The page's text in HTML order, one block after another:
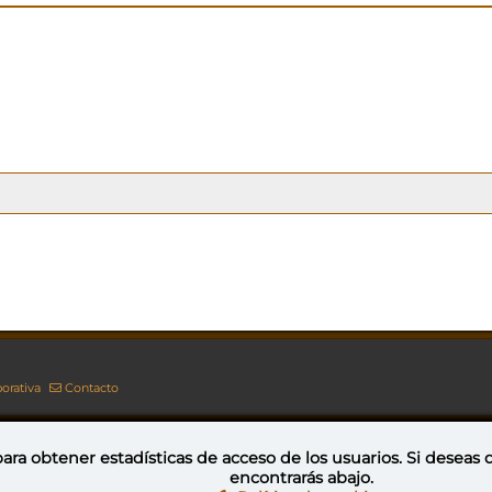
Contacto
Esta obra está bajo una licencia de Creative Commons Reconocimiento-NoComercial-CompartirIgual 4.0 Internacional
obtener estadísticas de acceso de los usuarios. Si deseas
encontrarás abajo.